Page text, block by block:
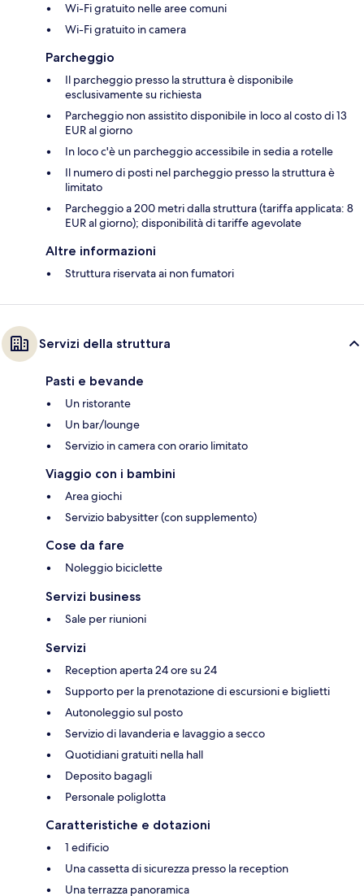
Wi-Fi gratuito nelle aree comuni
Wi-Fi gratuito in camera
Parcheggio
Il parcheggio presso la struttura è disponibile
esclusivamente su richiesta
Parcheggio non assistito disponibile in loco al costo di 13
EUR al giorno
In loco c'è un parcheggio accessibile in sedia a rotelle
Il numero di posti nel parcheggio presso la struttura è
limitato
Parcheggio a 200 metri dalla struttura (tariffa applicata: 8
EUR al giorno); disponibilità di tariffe agevolate
Altre informazioni
Struttura riservata ai non fumatori
Servizi della struttura
Pasti e bevande
Un ristorante
Un bar/lounge
Servizio in camera con orario limitato
Viaggio con i bambini
Area giochi
Servizio babysitter (con supplemento)
Cose da fare
Noleggio biciclette
Servizi business
Sale per riunioni
Servizi
Reception aperta 24 ore su 24
Supporto per la prenotazione di escursioni e biglietti
Autonoleggio sul posto
Servizio di lavanderia e lavaggio a secco
Quotidiani gratuiti nella hall
Deposito bagagli
Personale poliglotta
Caratteristiche e dotazioni
1 edificio
Una cassetta di sicurezza presso la reception
Una terrazza panoramica